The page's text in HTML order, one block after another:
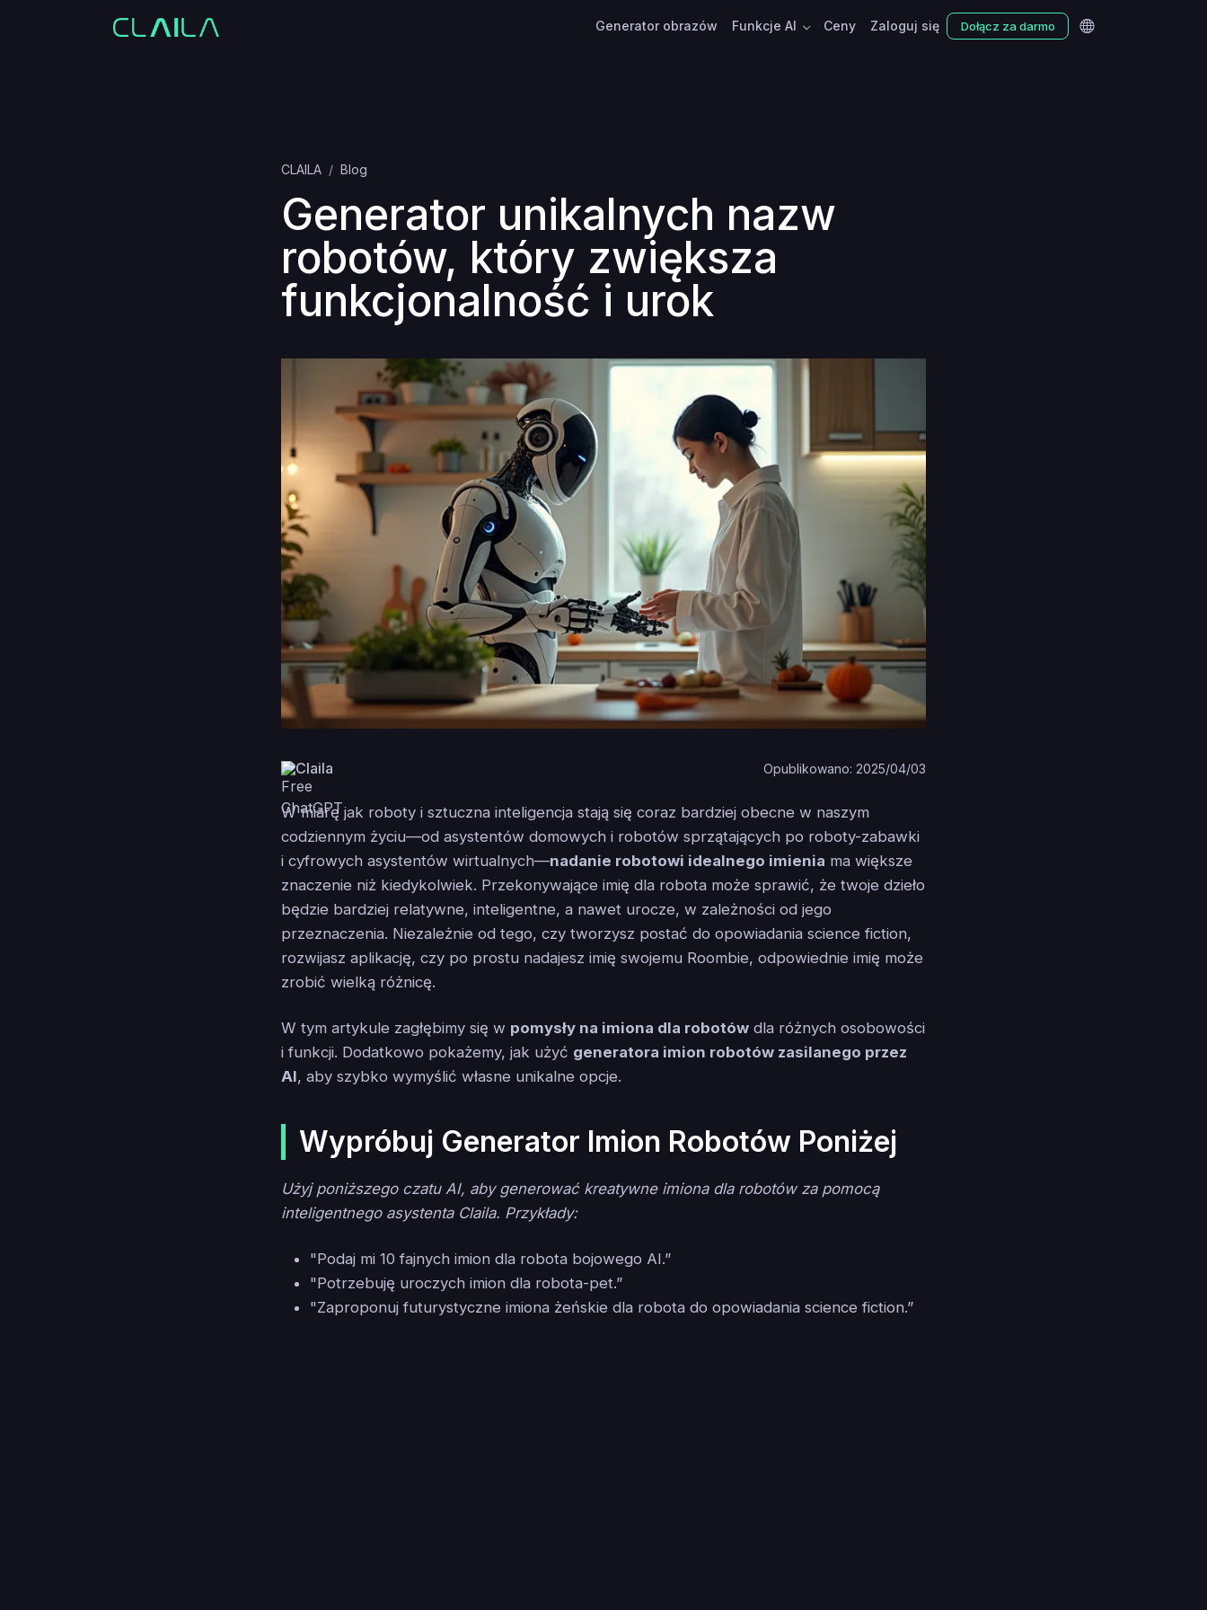
Generator obrazów Funkcje AI Ceny Zaloguj się Dołącz za darmo
CLAILA Blog
Generator unikalnych nazw
robotów, który zwiększa
funkcjonalność i urok
Claila Opublikowano: 2025/04/03
W miarę jak roboty i sztuczna inteligencja stają się coraz bardziej obecne w naszym
codziennym życiu—od asystentów domowych i robotów sprzątających po roboty-zabawki
i cyfrowych asystentów wirtualnych—nadanie robotowi idealnego imienia ma większe
znaczenie niż kiedykolwiek. Przekonywające imię dla robota może sprawić, że twoje dzieło
będzie bardziej relatywne, inteligentne, a nawet urocze, w zależności od jego
przeznaczenia. Niezależnie od tego, czy tworzysz postać do opowiadania science fiction,
rozwijasz aplikację, czy po prostu nadajesz imię swojemu Roombie, odpowiednie imię może
zrobić wielką różnicę.
W tym artykule zagłębimy się w pomysły na imiona dla robotów dla różnych osobowości
i funkcji. Dodatkowo pokażemy, jak użyć generatora imion robotów zasilanego przez
AI, aby szybko wymyślić własne unikalne opcje.
Wypróbuj Generator Imion Robotów Poniżej
Użyj poniższego czatu AI, aby generować kreatywne imiona dla robotów za pomocą
inteligentnego asystenta Claila. Przykłady:
"Podaj mi 10 fajnych imion dla robota bojowego AI.”
"Potrzebuję uroczych imion dla robota-pet.”
"Zaproponuj futurystyczne imiona żeńskie dla robota do opowiadania science fiction.”